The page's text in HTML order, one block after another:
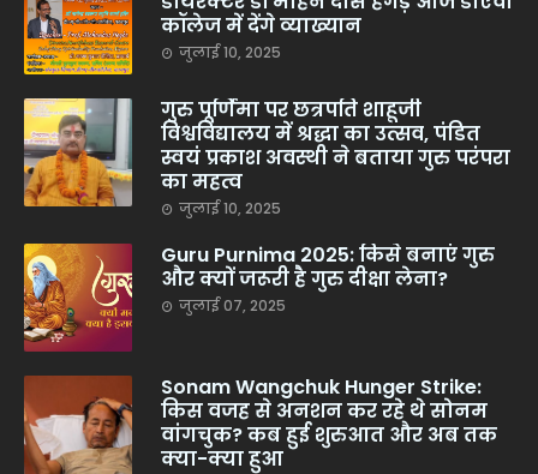
कॉलेज में देंगे व्याख्यान
जुलाई 10, 2025
गुरु पूर्णिमा पर छत्रपति शाहूजी
विश्वविद्यालय में श्रद्धा का उत्सव, पंडित
स्वयं प्रकाश अवस्थी ने बताया गुरु परंपरा
का महत्व
जुलाई 10, 2025
Guru Purnima 2025: किसे बनाएं गुरु
और क्यों जरूरी है गुरु दीक्षा लेना?
जुलाई 07, 2025
Sonam Wangchuk Hunger Strike:
किस वजह से अनशन कर रहे थे सोनम
वांगचुक? कब हुई शुरुआत और अब तक
क्या-क्या हुआ